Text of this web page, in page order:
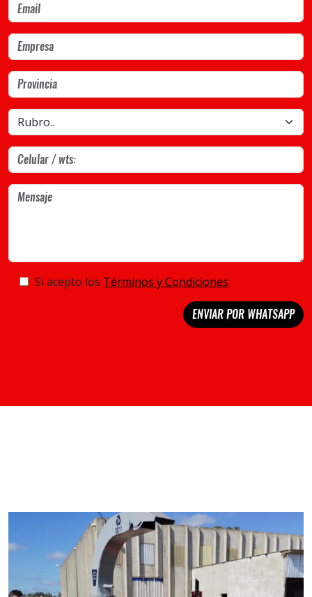
Si acepto los Términos y Condiciones
ENVIAR POR WHATSAPP